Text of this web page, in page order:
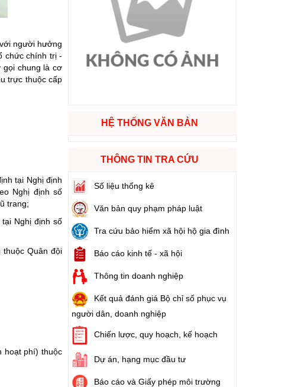
vào cuộc sống
khóa XVI và đại biểu Hội đồng nhân dân các cấp nhiệm kỳ 2026 - 2031
người hưởng
chức chính trị -
gọi chung là cơ
trực thuộc cấp
tại Nghị định
Nghị định số
trang;
Nghị định số
Quân đội
hoạt phí) thuộc
HỆ THỐNG VĂN BẢN
THÔNG TIN TRA CỨU
Số liệu thống kê
Văn bản quy phạm pháp luật
Tra cứu bảo hiểm xã hội hộ gia đình
Báo cáo kinh tế - xã hội
Thông tin doanh nghiệp
Kết quả đánh giá Bộ chỉ số phục vụ
người dân, doanh nghiệp
Chiến lược, quy hoạch, kế hoạch
Dự án, hạng mục đầu tư
Báo cáo và Giấy phép môi trường